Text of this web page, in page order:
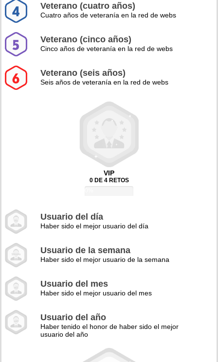
Veterano (cuatro años)
Cuatro años de veteranía en la red de webs
Veterano (cinco años)
Cinco años de veteranía en la red de webs
Veterano (seis años)
Seis años de veteranía en la red de webs
VIP
0 DE 4 RETOS
Usuario del día
Haber sido el mejor usuario del día
Usuario de la semana
Haber sido el mejor usuario de la semana
Usuario del mes
Haber sido el mejor usuario del mes
Usuario del año
Haber tenido el honor de haber sido el mejor
usuario del año